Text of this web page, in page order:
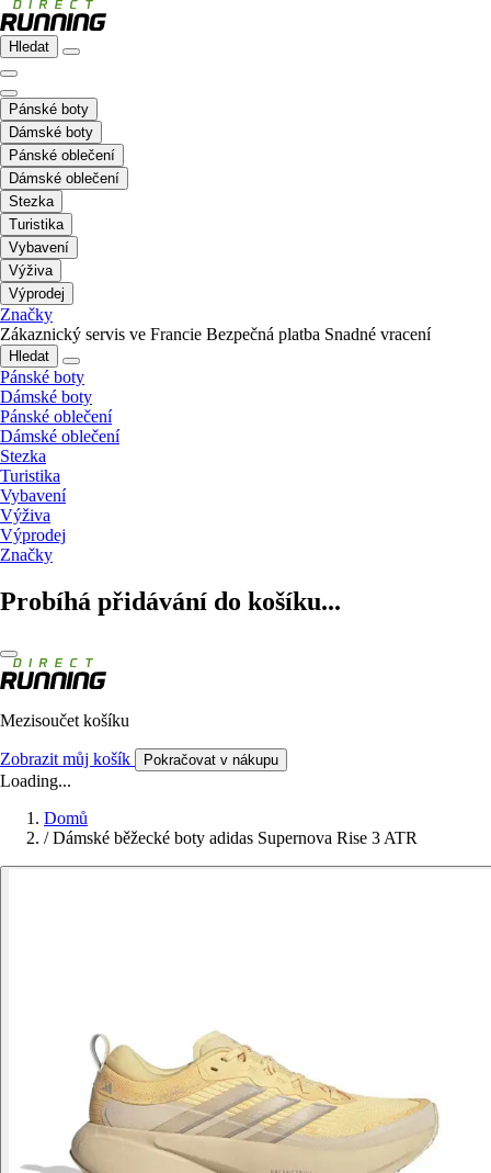
Hledat
Pánské boty
Dámské boty
Pánské oblečení
Dámské oblečení
Stezka
Turistika
Vybavení
Výživa
Výprodej
Značky
Zákaznický servis ve Francie Bezpečná platba Snadné vracení
Hledat
Pánské boty
Dámské boty
Pánské oblečení
Dámské oblečení
Stezka
Turistika
Vybavení
Výživa
Výprodej
Značky
Probíhá přidávání do košíku...
Mezisoučet košíku
Zobrazit můj košík Pokračovat v nákupu
Loading...
Domů
/ Dámské běžecké boty adidas Supernova Rise 3 ATR